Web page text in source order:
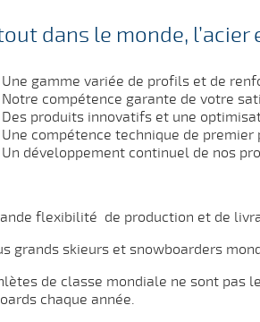
dans le monde,
Une gamme variée de profils et de
Notre compétence garante de votre
Des produits innovatifs et une
Une compétence technique de
Un développement continuel de nos
flexibilité de production et de
grands skieurs et snowboarders
de classe mondiale ne sont pas
chaque année.